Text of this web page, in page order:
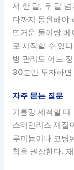
서 한 달, 두 달
다까지 동원해야
뜨거운 물이랑
로 시작할 수 있
방 관리도 어느
30분만 투자하면
자주 묻는 질문
거름망 세척할
스테인리스 재질
루미늄이나 코팅
척을 권장한다.